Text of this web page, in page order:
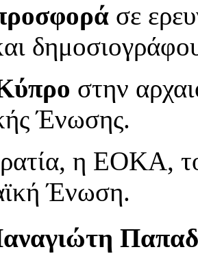
σε
στην
Ένωσης.
η ΕΟΚΑ,
Ένωση.